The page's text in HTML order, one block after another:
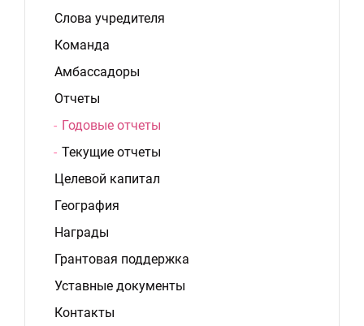
Слова учредителя
Команда
Амбассадоры
Отчеты
Годовые отчеты
Текущие отчеты
Целевой капитал
География
Награды
Грантовая поддержка
Уставные документы
Контакты